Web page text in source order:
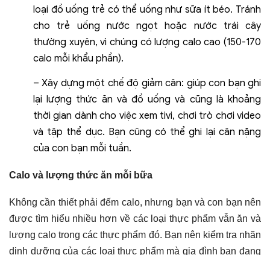
loại đồ uống trẻ có thể uống như sữa ít béo. Tránh
cho trẻ uống nước ngọt hoặc nước trái cây
thường xuyên, vì chúng có lượng calo cao (150-170
calo mỗi khẩu phần).
– Xây dựng một chế độ giảm cân: giúp con bạn ghi
lại lượng thức ăn và đồ uống và cũng là khoảng
thời gian dành cho việc xem tivi, chơi trò chơi video
và tập thể dục. Bạn cũng có thể ghi lại cân nặng
của con bạn mỗi tuần.
Calo và lượng thức ăn mỗi bữa
Không cần thiết phải đếm calo, nhưng bạn và con bạn nên
được tìm hiểu nhiều hơn về các loại thực phẩm vẫn ăn và
lượng calo trong các thực phẩm đó. Bạn nên kiểm tra nhãn
dinh dưỡng của các loại thực phẩm mà gia đình bạn đang